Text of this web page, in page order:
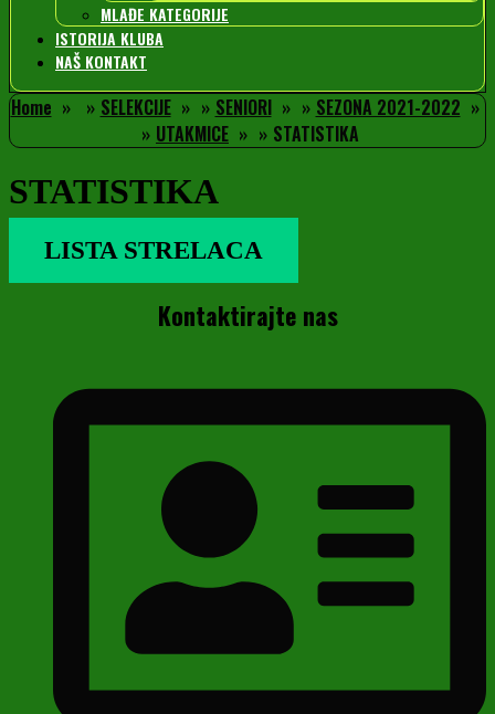
MLAĐE KATEGORIJE
ISTORIJA KLUBA
NAŠ KONTAKT
Home SELEKCIJE SENIORI
SEZONA 2021-2022
UTAKMICE
STATISTIKA
STATISTIKA
LISTA STRELACA
Kontaktirajte nas